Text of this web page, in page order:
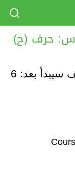
سيبدأ بعد: 6